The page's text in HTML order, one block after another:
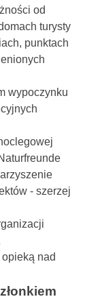
od
turysty
punktach
wypoczynku
- szerzej
nad